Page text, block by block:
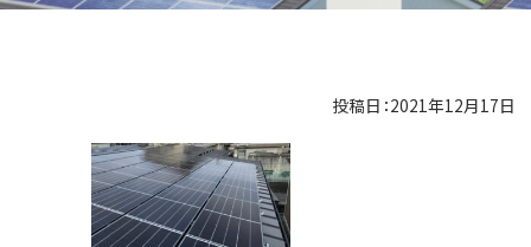
投稿日：2021年12月17日